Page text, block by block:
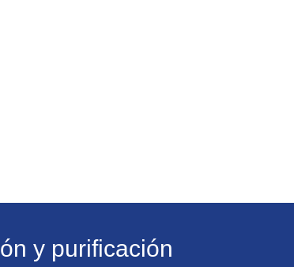
y purificación